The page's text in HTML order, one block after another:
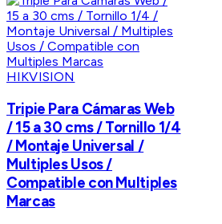
HIKVISION
Tripie Para Cámaras Web
/ 15 a 30 cms / Tornillo 1/4
/ Montaje Universal /
Multiples Usos /
Compatible con Multiples
Marcas